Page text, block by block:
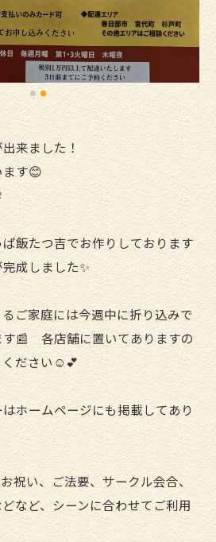
来ました！
す😊
飯たつ吉でお作りしております
成しました✨
ご家庭には今週中に折り込みで
す📰 各店舗に置いてありますの
ください☺️💕
ホームページにも掲載してあり
祝い、ご法要、サークル会合、
など、シーンに合わせてご利用